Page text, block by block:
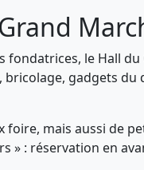
fondatrices, le Hall
gadgets
foire, mais aussi de
» : réservation en